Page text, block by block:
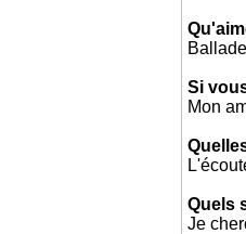
Si
Mon
Quels
Je